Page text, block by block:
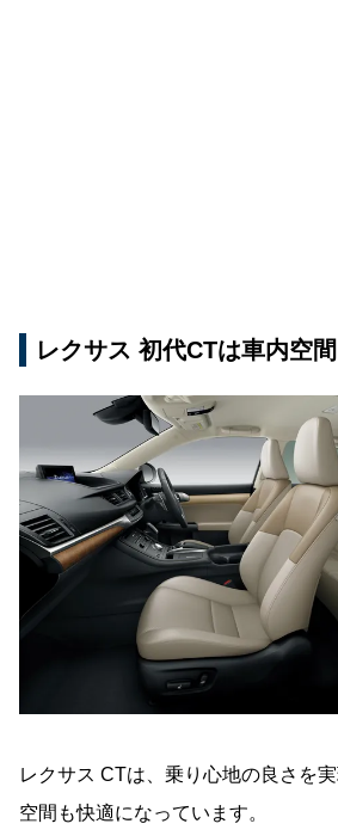
レクサス 初代CTは車内空間
レクサス CTは、乗り心地の良さを
空間も快適になっています。